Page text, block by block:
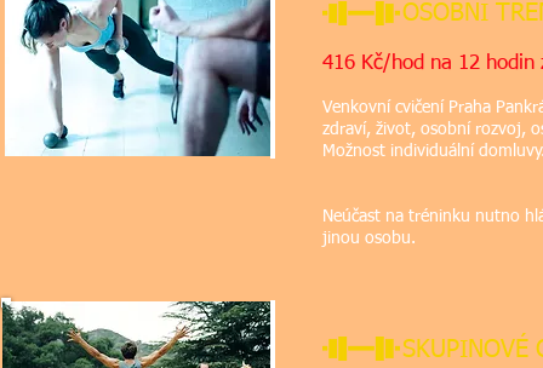
OSOBNÍ
416 Kč/hod na 12 hodin
Venkovní cvičení Praha
zdraví, život, osobní rozvoj,
Možnost individuální
Neúčast na tréninku nutno
jinou osobu.
SKUPINOVÉ